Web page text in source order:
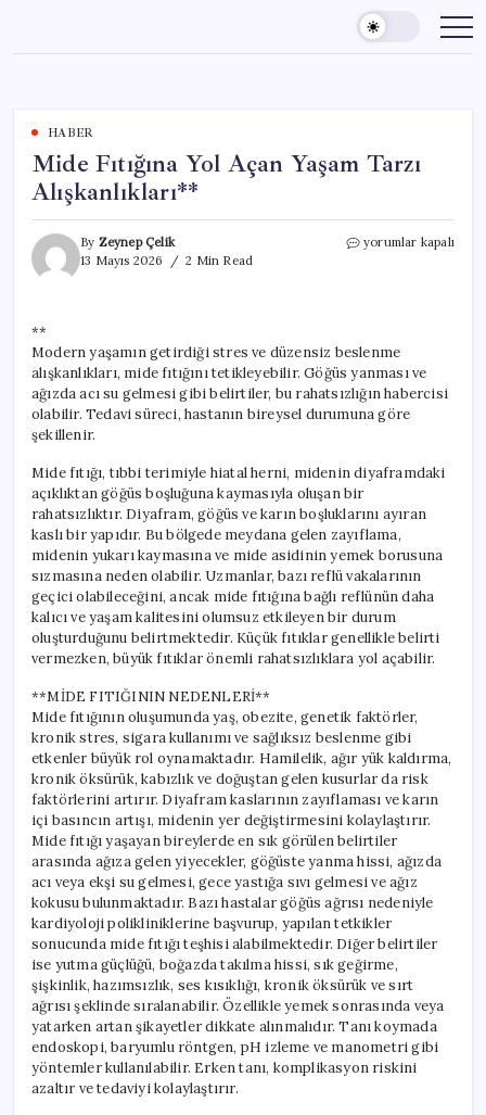
content
HABER
Mide Fıtığına Yol Açan Yaşam Tarzı
Alışkanlıkları**
By Zeynep Çelik
13 Mayıs 2026
2 Min Read
Mide
Alışkanlıkları**
için
yorumlar kapalı
**
Modern yaşamın getirdiği stres ve düzensiz beslenme
alışkanlıkları, mide fıtığını tetikleyebilir. Göğüs yanması ve
ağızda acı su gelmesi gibi belirtiler, bu rahatsızlığın habercisi
olabilir. Tedavi süreci, hastanın bireysel durumuna göre
şekillenir.
Mide fıtığı, tıbbi terimiyle hiatal herni, midenin diyaframdaki
açıklıktan göğüs boşluğuna kaymasıyla oluşan bir
rahatsızlıktır. Diyafram, göğüs ve karın boşluklarını ayıran
kaslı bir yapıdır. Bu bölgede meydana gelen zayıflama,
midenin yukarı kaymasına ve mide asidinin yemek borusuna
sızmasına neden olabilir. Uzmanlar, bazı reflü vakalarının
geçici olabileceğini, ancak mide fıtığına bağlı reflünün daha
kalıcı ve yaşam kalitesini olumsuz etkileyen bir durum
oluşturduğunu belirtmektedir. Küçük fıtıklar genellikle belirti
vermezken, büyük fıtıklar önemli rahatsızlıklara yol açabilir.
**MİDE FITIĞININ NEDENLERİ**
Mide fıtığının oluşumunda yaş, obezite, genetik faktörler,
kronik stres, sigara kullanımı ve sağlıksız beslenme gibi
etkenler büyük rol oynamaktadır. Hamilelik, ağır yük kaldırma,
kronik öksürük, kabızlık ve doğuştan gelen kusurlar da risk
faktörlerini artırır. Diyafram kaslarının zayıflaması ve karın
içi basıncın artışı, midenin yer değiştirmesini kolaylaştırır.
Mide fıtığı yaşayan bireylerde en sık görülen belirtiler
arasında ağıza gelen yiyecekler, göğüste yanma hissi, ağızda
acı veya ekşi su gelmesi, gece yastığa sıvı gelmesi ve ağız
kokusu bulunmaktadır. Bazı hastalar göğüs ağrısı nedeniyle
kardiyoloji polikliniklerine başvurup, yapılan tetkikler
sonucunda mide fıtığı teşhisi alabilmektedir. Diğer belirtiler
ise yutma güçlüğü, boğazda takılma hissi, sık geğirme,
şişkinlik, hazımsızlık, ses kısıklığı, kronik öksürük ve sırt
ağrısı şeklinde sıralanabilir. Özellikle yemek sonrasında veya
yatarken artan şikayetler dikkate alınmalıdır. Tanı koymada
endoskopi, baryumlu röntgen, pH izleme ve manometri gibi
yöntemler kullanılabilir. Erken tanı, komplikasyon riskini
azaltır ve tedaviyi kolaylaştırır.